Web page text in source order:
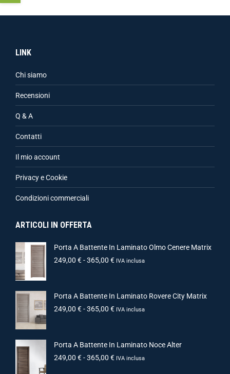
LINK
Chi siamo
Recensioni
Q & A
Contatti
Il mio account
Privacy e Cookie
Condizioni commerciali
ARTICOLI IN OFFERTA
Porta A Battente In Laminato Olmo Cenere Matrix
249,00 €-365,00 € IVA inclusa
Porta A Battente In Laminato Rovere City Matrix
249,00 €-365,00 € IVA inclusa
Porta A Battente In Laminato Noce Alter
249,00 €-365,00 € IVA inclusa